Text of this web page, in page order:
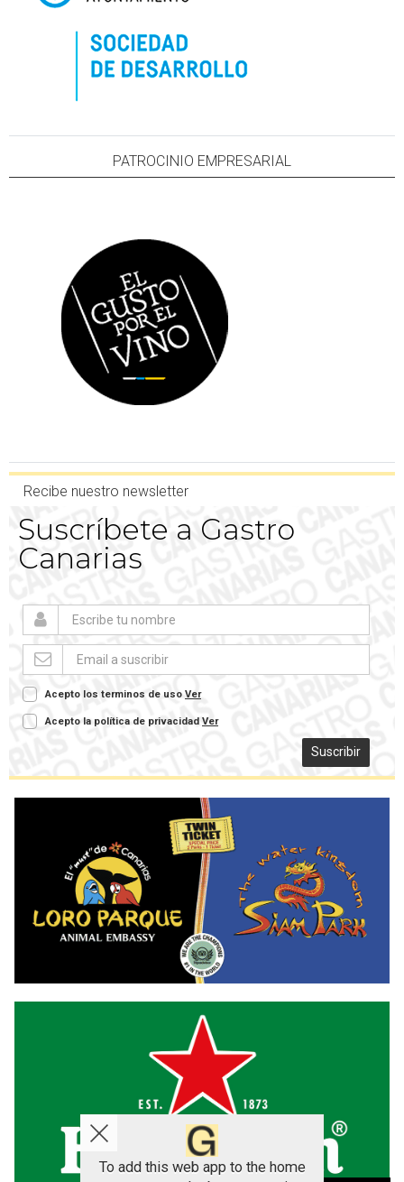
PATROCINIO EMPRESARIAL
Recibe nuestro newsletter
Suscríbete a Gastro
Canarias
Acepto los terminos de uso Ver
Acepto la política de privacidad Ver
Suscribir
To add this web app to the home